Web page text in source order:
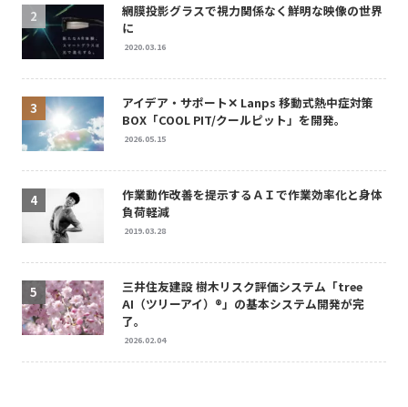
網膜投影グラスで視力関係なく鮮明な映像の世界
に
2020.03.16
アイデア・サポート✕ Lanps 移動式熱中症対策
BOX「COOL PIT/クールピット」を開発。
2026.05.15
作業動作改善を提示するＡＩで作業効率化と身体
負荷軽減
2019.03.28
三井住友建設 樹木リスク評価システム「tree
AI（ツリーアイ）®」の基本システム開発が完
了。
2026.02.04